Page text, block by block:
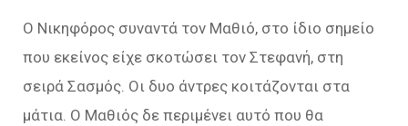
Ο Νικηφόρος συναντά τον Μαθιό, στο ίδιο σημείο
που εκείνος είχε σκοτώσει τον Στεφανή, στη
σειρά Σασμός. Οι δυο άντρες κοιτάζονται στα
μάτια. Ο Μαθιός δε περιμένει αυτό που θα